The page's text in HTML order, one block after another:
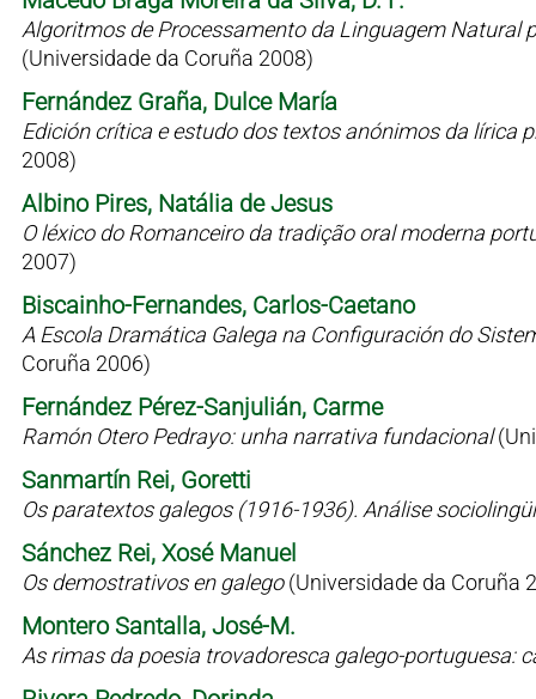
Algoritmos de Processamento da Linguagem Natural
(Universidade da Coruña 2008)
Fernández Graña, Dulce María
Edición crítica e estudo dos textos anónimos da lírica
2008)
Albino Pires, Natália de Jesus
O léxico do Romanceiro da tradição oral moderna
2007)
Biscainho-Fernandes, Carlos-Caetano
A Escola Dramática Galega na Configuración do
Coruña 2006)
Fernández Pérez-Sanjulián, Carme
Ramón Otero Pedrayo: unha narrativa fundacional
Sanmartín Rei, Goretti
Os paratextos galegos (1916-1936). Análise
Sánchez Rei, Xosé Manuel
Os demostrativos en galego(Universidade da Coruña
Montero Santalla, José-M.
As rimas da poesia trovadoresca galego-portuguesa: